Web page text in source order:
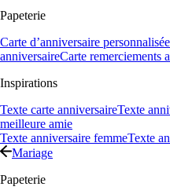
Papeterie
Carte d’anniversaire
anniversaireCarte remerciements
Inspirations
Texte carte anniversaireTexte
meilleure amie
Texte anniversaire femmeTexte
Mariage
Papeterie